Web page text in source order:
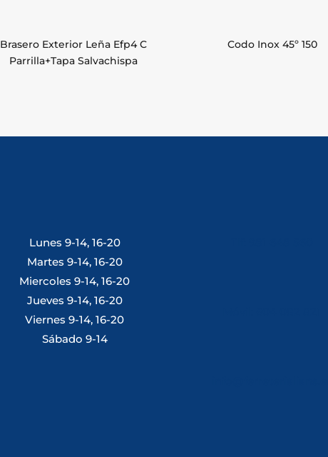
Brasero Exterior Leña Efp4 C
Parrilla+Tapa Salvachispa
Codo Inox 45º 150
Lunes 9-14, 16-20
Martes 9-14, 16-20
Miercoles 9-14, 16-20
Jueves 9-14, 16-20
Viernes 9-14, 16-20
Sábado 9-14